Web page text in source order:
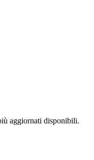
aggiornati disponibili.